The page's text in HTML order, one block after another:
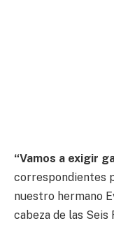
“Vamos a exigir
correspondientes
nuestro hermano
cabeza de las Seis